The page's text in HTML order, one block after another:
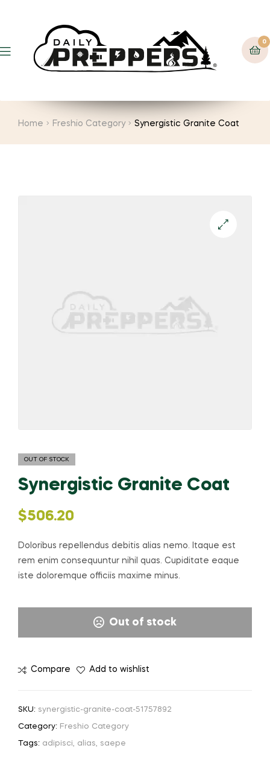
Menu
0
Home Freshio Category Synergistic Granite Coat
OUT OF STOCK
Synergistic Granite Coat
$506.20
Doloribus repellendus debitis alias nemo. Itaque est
rem enim consequuntur nihil quas. Cupiditate eaque
iste doloremque officiis maxime minus.
Out of stock
Compare Add to wishlist
SKU: synergistic-granite-coat-51757892
Category: Freshio Category
Tags: adipisci, alias, saepe